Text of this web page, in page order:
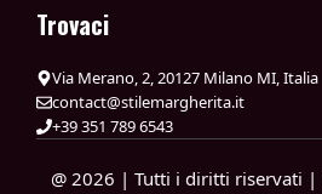
Trovaci
Via Merano, 2, 20127 Milano MI, Italia
contact@stilemargherita.it
+39 351 789 6543
@ 2026 | Tutti i diritti riservati |